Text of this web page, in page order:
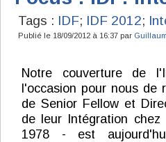
Tags : IDF; IDF 2012;
Publié le 18/09/2012 à 16:37 par
Notre couverture de
l'occasion pour nous de
de Senior Fellow et
de leur Intégration
1978 - est